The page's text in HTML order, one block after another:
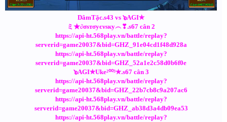
DâmTặc.s43 vs ๖AGI✯
ミ★∂σѕтσуєνѕку︵❣.s67 cân 2
https://api-ht.568play.vn/battle/replay?
serverid=game20037&bid=GHZ_91e04cd1f48d928a
https://api-ht.568play.vn/battle/replay?
serverid=game20037&bid=GHZ_52a1e2c58d0b6f0e
๖AGI✯Uke²⁰⁰³✯.s67 cân 3
https://api-ht.568play.vn/battle/replay?
serverid=game20037&bid=GHZ_22b7cb8c9a207ac6
https://api-ht.568play.vn/battle/replay?
serverid=game20037&bid=GHZ_ab38d3a4db09ea53
https://api-ht.568play.vn/battle/replay?